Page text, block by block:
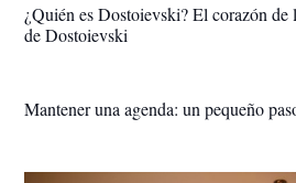
¿Quién es Dostoievski? El corazón
de Dostoievski
Mantener una agenda: un pequeño